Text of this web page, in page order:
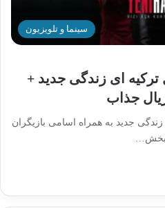
سینما و تلویزیون
ای زندگی جدید +
جذاب
جدید به همراه اسامی بازیگران
بخش…